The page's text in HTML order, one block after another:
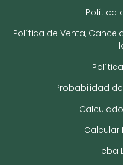
Política
Política de Venta,
Probabilidad
Calcular
Teba